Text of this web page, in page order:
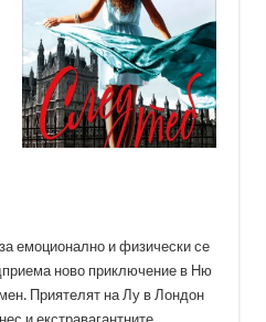
емоционално и физически се
ново приключение в Ню
Приятелят на Лу в Лондон